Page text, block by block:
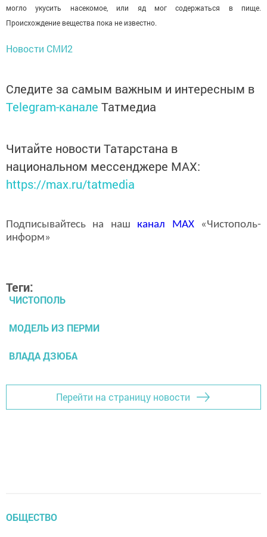
могло укусить насекомое, или яд мог содержаться в пище.
Происхождение вещества пока не известно.
Новости СМИ2
Следите за самым важным и интересным в
Telegram-канале Татмедиа
Читайте новости Татарстана в
национальном мессенджере MАХ:
https://max.ru/tatmedia
Подписывайтесь на наш канал MAX«Чистополь-
информ»
Теги:
ЧИСТОПОЛЬ
МОДЕЛЬ ИЗ ПЕРМИ
ВЛАДА ДЗЮБА
Перейти на страницу новости
ОБЩЕСТВО